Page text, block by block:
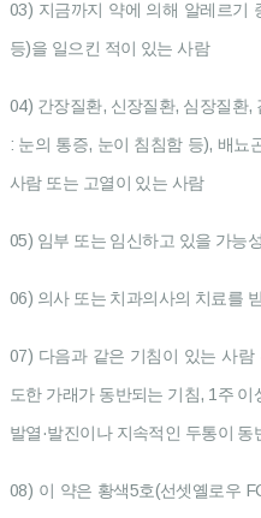
03) 지금까지 약에 의해 알레르기
등)을 일으킨 적이 있는 사람
04) 간장질환, 신장질환, 심장질환,
: 눈의 통증, 눈이 침침함 등), 배뇨
사람 또는 고열이 있는 사람
05) 임부 또는 임신하고 있을 가능
06) 의사 또는 치과의사의 치료를
07) 다음과 같은 기침이 있는 사
도한 가래가 동반되는 기침, 1주
발열·발진이나 지속적인 두통이 동
08) 이 약은 황색5호(선셋옐로우